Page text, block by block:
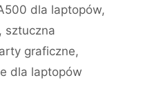
dla laptopów,
, sztuczna
graficzne,
dla laptopów